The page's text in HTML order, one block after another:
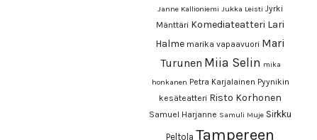
Janne Kallioniemi Jukka Leisti Jyrki
Mänttäri Komediateatteri Lari
Halme marika vapaavuori Mari
Turunen Miia Selin mika
honkanen Petra Karjalainen Pyynikin
kesäteatteri Risto Korhonen
Samuel Harjanne Samuli Muje Sirkku
Peltola Tampereen